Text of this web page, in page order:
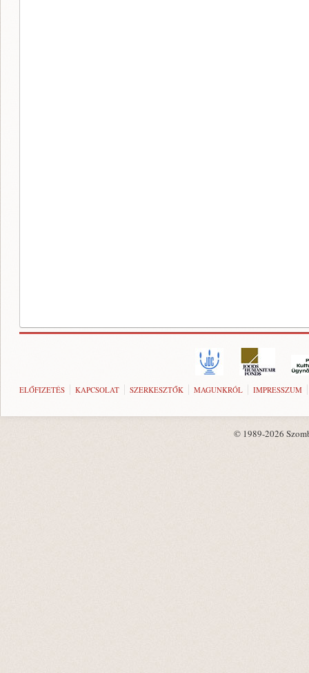
ELŐFIZETÉS KAPCSOLAT SZERKESZTŐK MAGUNKRÓL IMPRESSZUM
© 1989-2026